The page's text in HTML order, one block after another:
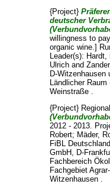
{Project}
deutscher
willingness to
organic wine.]
Leader(s): Hardt,
Ulrichand
D-Witzenhausen
Ländlicher
Weinstraße .
{Project}
2012 - 2013.
Robert; Mäder,
FiBL
GmbH, D-
Fachbereich
Fachgebiet
Witzenhausen .